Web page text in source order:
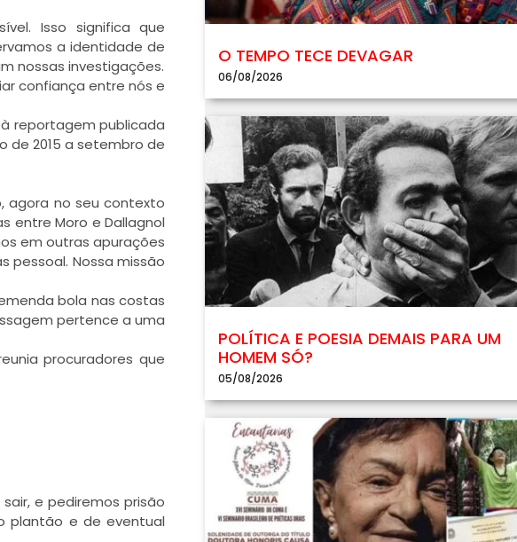
Isso significa que
a identidade de
nossas investigações.
confiança entre nós e
reportagem publicada
de 2015 a setembro de
agora no seu contexto
entre Moro e Dallagnol
em outras apurações
Nossa missão
bola nas costas
pertence a uma
procuradores que
e pediremos prisão
plantão e de eventual
O TEMPO TECE DEVAGAR
06/08/2026
POLÍTICA E POESIA DEMAIS PARA UM
HOMEM SÓ?
05/08/2026